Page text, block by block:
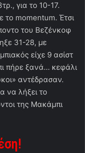
για το 10-17.
το momentum. Έτσι
του Βεζένκοφ
31-28, με
είχε 9 ασίστ
πήρε ξανά… κεφάλι
αντέδρασαν.
να λήξει το
της Μακάμπι